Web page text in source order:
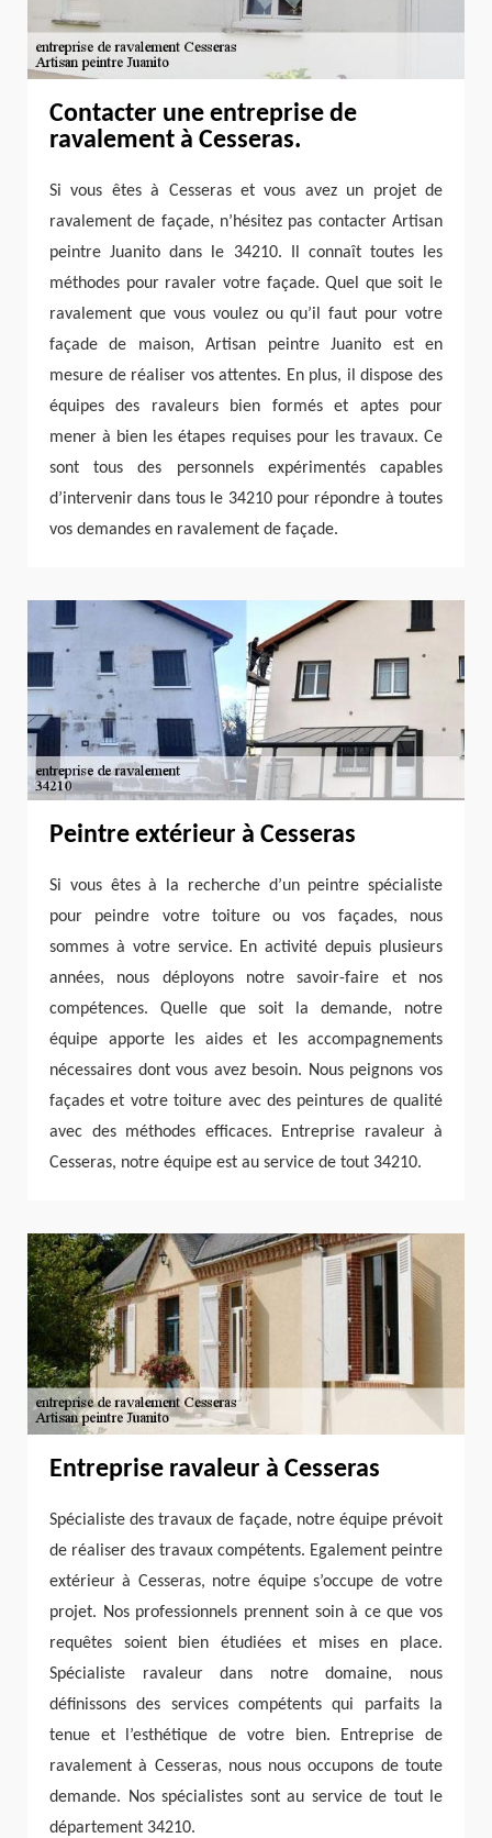
Contacter une entreprise de
ravalement à Cesseras.
Si vous êtes à Cesseras et vous avez un projet de
ravalement de façade, n’hésitez pas contacter Artisan
peintre Juanito dans le 34210. Il connaît toutes les
méthodes pour ravaler votre façade. Quel que soit le
ravalement que vous voulez ou qu’il faut pour votre
façade de maison, Artisan peintre Juanito est en
mesure de réaliser vos attentes. En plus, il dispose des
équipes des ravaleurs bien formés et aptes pour
mener à bien les étapes requises pour les travaux. Ce
sont tous des personnels expérimentés capables
d’intervenir dans tous le 34210 pour répondre à toutes
vos demandes en ravalement de façade.
Peintre extérieur à Cesseras
Si vous êtes à la recherche d’un peintre spécialiste
pour peindre votre toiture ou vos façades, nous
sommes à votre service. En activité depuis plusieurs
années, nous déployons notre savoir-faire et nos
compétences. Quelle que soit la demande, notre
équipe apporte les aides et les accompagnements
nécessaires dont vous avez besoin. Nous peignons vos
façades et votre toiture avec des peintures de qualité
avec des méthodes efficaces. Entreprise ravaleur à
Cesseras, notre équipe est au service de tout 34210.
Entreprise ravaleur à Cesseras
Spécialiste des travaux de façade, notre équipe prévoit
de réaliser des travaux compétents. Egalement peintre
extérieur à Cesseras, notre équipe s’occupe de votre
projet. Nos professionnels prennent soin à ce que vos
requêtes soient bien étudiées et mises en place.
Spécialiste ravaleur dans notre domaine, nous
définissons des services compétents qui parfaits la
tenue et l’esthétique de votre bien. Entreprise de
ravalement à Cesseras, nous nous occupons de toute
demande. Nos spécialistes sont au service de tout le
département 34210.